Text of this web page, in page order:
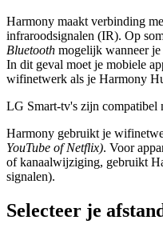
Harmony maakt verbinding
infraroodsignalen (IR). Op
Bluetooth mogelijk wanneer
In dit geval moet je mobiele
wifinetwerk als je Harmony
LG Smart-tv's zijn compatibel
Harmony gebruikt je
YouTube of Netflix). Voor
of kanaalwijziging, gebruikt
signalen).
Selecteer je